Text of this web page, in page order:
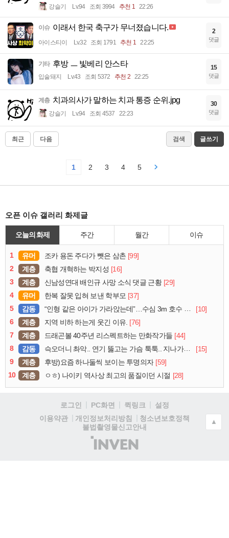
강슬기 Lv.94 조회 3994 추천 1 22:26
이슈 이래서 한국 축구가 무너졌습니다.
아이스티이 Lv.32 조회 1791 추천 1 22:25
2
댓글
기타 후방 ㅡ 빛베리 안스타
입술돼지 Lv.43 조회 5372 추천 2 22:25
15
댓글
계층 치과의사가 말하는 치과 통증 순위.jpg
강슬기 Lv.94 조회 4537 22:23
30
댓글
최근 다음 검색 글쓰기
1 2 3 4 5
오픈 이슈 갤러리 화제글
오늘의 화제 주간 월간 이슈
1 유머 조카 용돈 주다가 뺏은 삼촌 [99]
2
계층 축협 개혁하는 박지성 [16]
3
계층 신남성연대 배인규 사망 소식 댓글 근황 [29]
4
유머 한복 잘못 입혀 보낸 학부모 [37]
5
감동 “인형 같은 아이가 가라앉는데”…수심 3m 호수 뛰어든 60대 의인
[10]
6
계층 지역 비하 하는게 웃긴 이유. [76]
7
계층 드래곤볼 40주년 리스펙트하는 만화작가들 [44]
8
감동 슥오더니 촤악.. 연기 뚫고는 가슴 툭툭.. 지나가던 아재의 정체
[15]
9
계층 후방)요즘 하나둘씩 보이는 투명의자 [59]
10
계층 ㅇㅎ) 나이키 역사상 최고의 품질이던 시절 [28]
로그인 PC화면 퀵링크
설정
이용약관
개인정보처리방침
청소년보호정책
불법촬영물신고안내
(주)
인
▲